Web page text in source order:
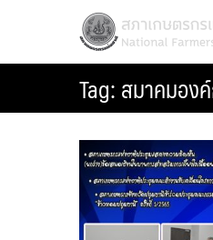
สภาเกษตรกรแห่
National Farmers Council
Tag:สมาคมอง